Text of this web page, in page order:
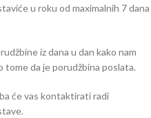
u roku od maximalnih 7 dana
iz dana u dan kako nam
da je porudžbina poslata.
će vas kontaktirati radi